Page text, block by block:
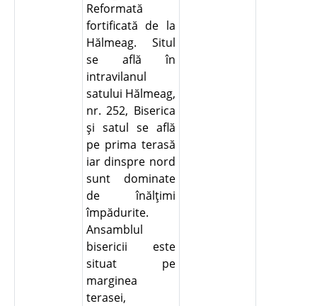
Reformată
fortificată de la
Hălmeag. Situl
se află în
intravilanul
satului Hălmeag,
nr. 252, Biserica
şi satul se află
pe prima terasă
iar dinspre nord
sunt dominate
de înălţimi
împădurite.
Ansamblul
bisericii este
situat pe
marginea
terasei,